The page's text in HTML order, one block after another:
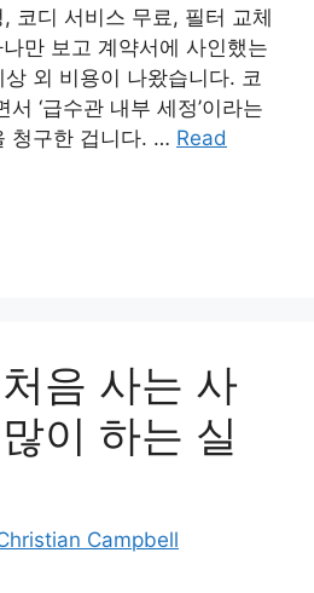
코디 서비스 무료, 필터 교체
만 보고 계약서에 사인했는
외 비용이 나왔습니다. 코
‘급수관 내부 세정’이라는
청구한 겁니다. … Read
음 사는 사
이 하는 실
Campbell